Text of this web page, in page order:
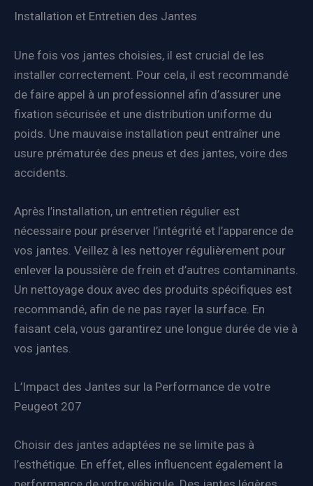
Installation et Entretien des Jantes
Une fois vos jantes choisies, il est crucial de les
installer correctement. Pour cela, il est recommandé
de faire appel à un professionnel afin d’assurer une
fixation sécurisée et une distribution uniforme du
poids. Une mauvaise installation peut entraîner une
usure prématurée des pneus et des jantes, voire des
accidents.
Après l’installation, un entretien régulier est
nécessaire pour préserver l’intégrité et l’apparence de
vos jantes. Veillez à les nettoyer régulièrement pour
enlever la poussière de frein et d’autres contaminants.
Un nettoyage doux avec des produits spécifiques est
recommandé, afin de ne pas rayer la surface. En
faisant cela, vous garantirez une longue durée de vie à
vos jantes.
L’Impact des Jantes sur la Performance de votre
Peugeot 207
Choisir des jantes adaptées ne se limite pas à
l’esthétique. En effet, elles influencent également la